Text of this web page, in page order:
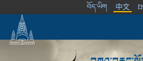
བོད་ཡིག 中文